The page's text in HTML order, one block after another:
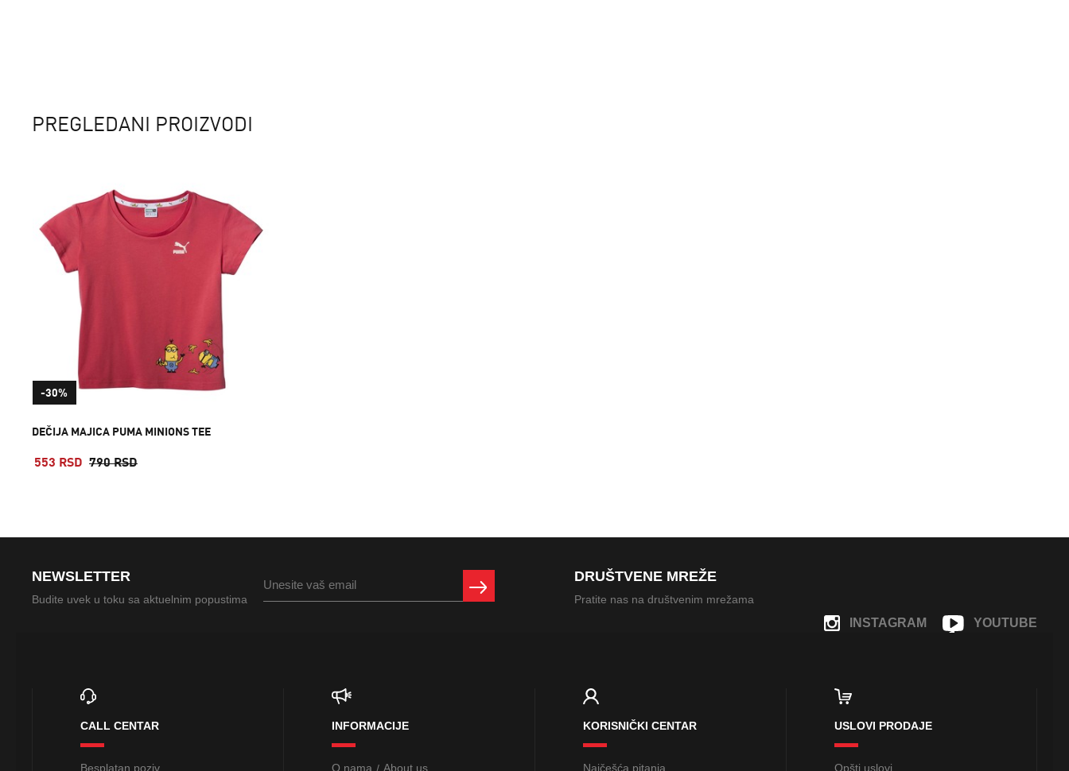
PREGLEDANI PROIZVODI
DEČIJA MAJICA PUMA MINIONS TEE
553 RSD 790 RSD
-30%
NEWSLETTER
Budite uvek u toku sa aktuelnim popustima
DRUŠTVENE MREŽE
Pratite nas na društvenim mrežama
YOUTUBE
INSTAGRAM
CALL CENTAR
Besplatan poziv.
INFORMACIJE
O nama About us
KORISNIČKI CENTAR
Najčešća pitanja
USLOVI PRODAJE
Opšti uslovi